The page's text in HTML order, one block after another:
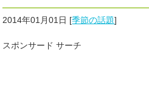
2014年01月01日 [季節の話題]
スポンサード サーチ